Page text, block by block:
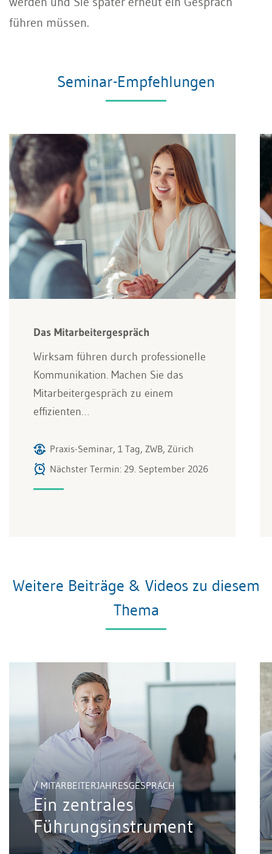
führen müssen.
Seminar-Empfehlungen
Das Mitarbeitergespräch
Wirksam führen durch professionelle
Kommunikation. Machen Sie das
Mitarbeitergespräch zu einem
effizienten…
Praxis-Seminar, 1 Tag, ZWB, Zürich
Nächster Termin: 29. September 2026
Weitere Beiträge & Videos zu diesem
Thema
/ MITARBEITERJAHRESGESPRÄCH
Ein zentrales
Führungsinstrument